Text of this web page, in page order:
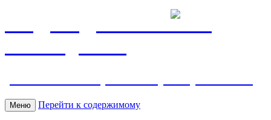
МБДОУ ДС "Калинка"
Меню Перейти к содержимому